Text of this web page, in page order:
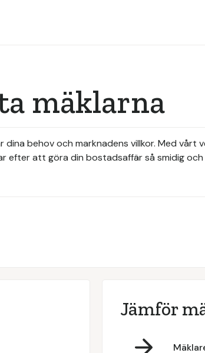
mäklarna
behov och marknadens villkor. Med vårt
efter att göra din bostadsaffär så smidig
Jämför